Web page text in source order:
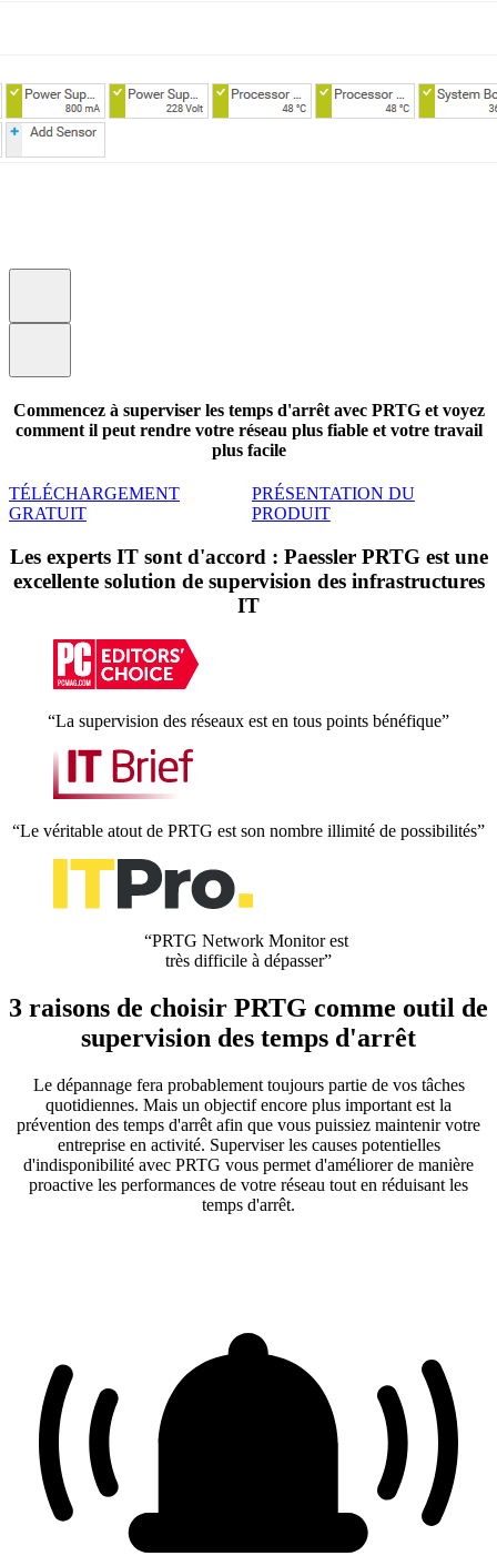
Commencez à superviser les temps d'arrêt avec PRTG et voyez
comment il peut rendre votre réseau plus fiable et votre travail
plus facile
TÉLÉCHARGEMENT
GRATUIT
PRÉSENTATION DU
PRODUIT
Les experts IT sont d'accord : Paessler PRTG est une
excellente solution de supervision des infrastructures
IT
“La supervision des réseaux est en tous points bénéfique”
“Le véritable atout de PRTG est son nombre illimité de possibilités”
“PRTG Network Monitor est
très difficile à dépasser”
3 raisons de choisir PRTG comme outil de
supervision des temps d'arrêt
Le dépannage fera probablement toujours partie de vos tâches
quotidiennes. Mais un objectif encore plus important est la
prévention des temps d'arrêt afin que vous puissiez maintenir votre
entreprise en activité. Superviser les causes potentielles
d'indisponibilité avec PRTG vous permet d'améliorer de manière
proactive les performances de votre réseau tout en réduisant les
temps d'arrêt.